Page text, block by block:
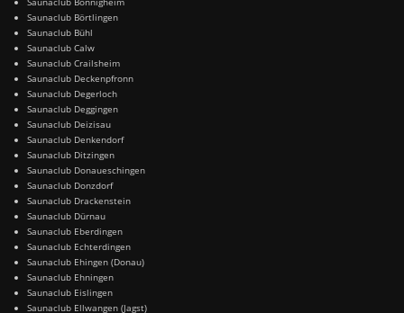
Saunaclub Börtlingen
Saunaclub Bühl
Saunaclub Calw
Saunaclub Crailsheim
Saunaclub Deckenpfronn
Saunaclub Degerloch
Saunaclub Deggingen
Saunaclub Deizisau
Saunaclub Denkendorf
Saunaclub Ditzingen
Saunaclub Donaueschingen
Saunaclub Donzdorf
Saunaclub Drackenstein
Saunaclub Dürnau
Saunaclub Eberdingen
Saunaclub Echterdingen
Saunaclub Ehingen (Donau)
Saunaclub Ehningen
Saunaclub Eislingen
Saunaclub Ellwangen (Jagst)